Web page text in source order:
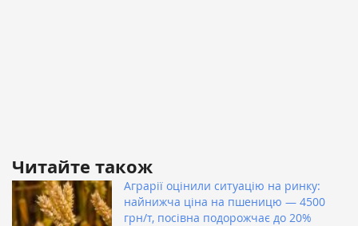
Читайте також
Аграрії оцінили ситуацію на ринку:
найнижча ціна на пшеницю — 4500
грн/т, посівна подорожчає до 20%